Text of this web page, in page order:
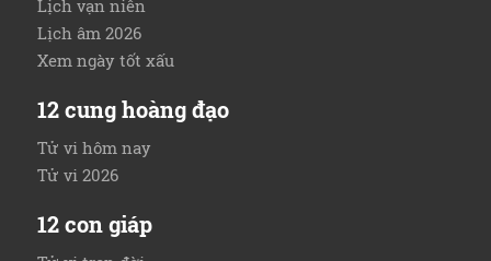
Lịch vạn niên
Lịch âm 2026
Xem ngày tốt xấu
12 cung hoàng đạo
Tử vi hôm nay
Tử vi 2026
12 con giáp